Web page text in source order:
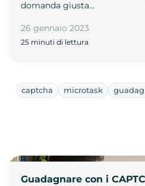
domanda giusta…
26 gennaio 2023
25 minuti di lettura
captcha microtask
Guadagnare con i